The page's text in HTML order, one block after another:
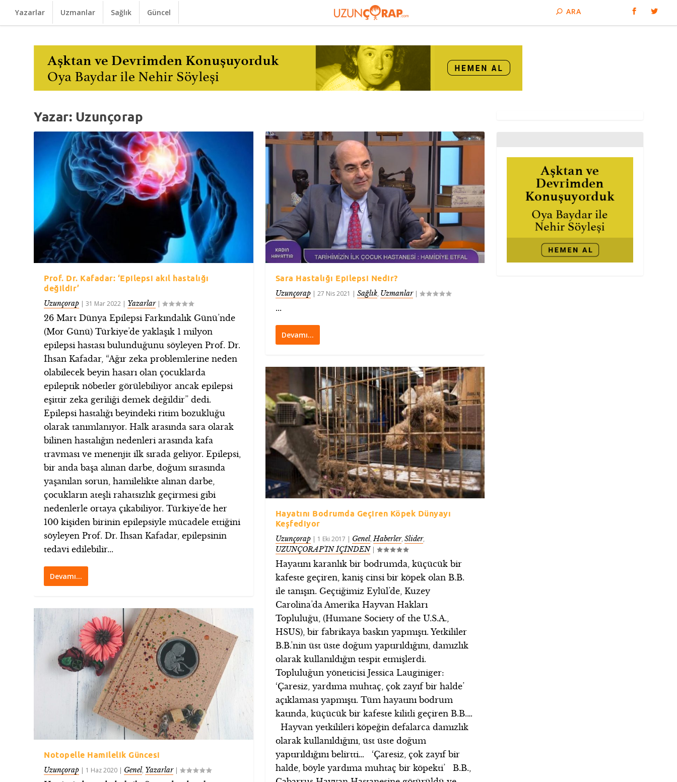
Yazarlar Uzmanlar Sağlık Güncel
Yazar: Uzunçorap
Prof. Dr. Kafadar: ‘Epilepsi akıl hastalığı
değildir’
Uzunçorap |31 Mar 2022 | Yazarlar|
26 Mart Dünya Epilepsi Farkındalık Günü’nde
(Mor Günü) Türkiye’de yaklaşık 1 milyon
epilepsi hastası bulunduğunu söyleyen Prof. Dr.
İhsan Kafadar, “Ağır zeka problemlerine neden
olabilecek beyin hasarı olan çocuklarda
epileptik nöbetler görülebiliyor ancak epilepsi
eşittir zeka geriliği demek değildir” dedi.
Epilepsi hastalığı beyindeki ritim bozukluğu
olarak tanımlanıyor. Halk arasında sara olarak
bilinen hastalığın nedenleri arasında kafa
travması ve menenjit ilk sırada geliyor. Epilepsi,
bir anda başa alınan darbe, doğum sırasında
yaşanılan sorun, hamilelikte alınan darbe,
çocukların ateşli rahatsızlık geçirmesi gibi
nedenlerle ortaya çıkabiliyor. Türkiye’de her
100 kişiden birinin epilepsiyle mücadele ettiğini
söyleyen Prof. Dr. İhsan Kafadar, epilepsinin
tedavi edilebilir...
Devamı…
Notopelle Hamilelik Güncesi
Uzunçorap | 1 Haz 2020 | Genel, Yazarlar|
Sara Hastalığı Epilepsi Nedir?
Uzunçorap| 27 Nis 2021 | Sağlık, Uzmanlar|
...
Devamı…
Hayatını Bodrumda Geçiren Köpek Dünyayı
Keşfediyor
Uzunçorap| 1 Eki 2017 | Genel,Haberler, Slider,
UZUNÇORAP’IN İÇİNDEN|
Hayatını karanlık bir bodrumda, küçücük bir
kafeste geçiren, kaniş cinsi bir köpek olan B.B.
ile tanışın. Geçtiğimiz Eylül’de, Kuzey
Carolina’da Amerika Hayvan Hakları
Topluluğu, (Humane Society of the U.S.A.,
HSUS), bir fabrikaya baskın yapmıştı. Yetkililer
B.B.’nin üst üste doğum yaptırıldığını, damızlık
olarak kullanıldığın tespit etmişlerdi.
Topluluğun yöneticisi Jessica Lauginiger:
‘Çaresiz, yardıma muhtaç, çok zayıf bir halde’
açıklaması yapmıştı. Tüm hayatını bodrum
katında, küçücük bir kafeste kilitli geçiren B.B.…
Hayvan yetkilileri köpeğin defalarca damızlık
olarak kullanıldığını, üst üste doğum
yaptırıldığını belirtti… ‘Çaresiz, çok zayıf bir
halde, böyle yardıma muhtaç bir köpekti’ B.B.,